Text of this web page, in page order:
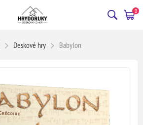
0
Deskové hry Babylon